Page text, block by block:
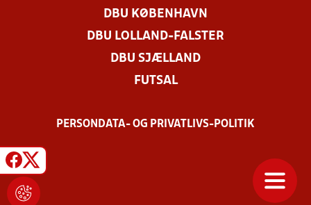
DBU KØBENHAVN
DBU LOLLAND-FALSTER
DBU SJÆLLAND
FUTSAL
PERSONDATA- OG PRIVATLIVS-POLITIK